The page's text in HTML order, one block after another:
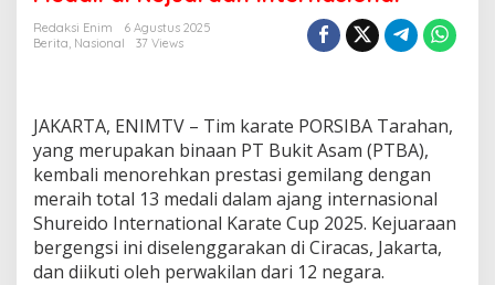
a
i
n
a
a
n
B
u
k
Redaksi Enim
6 Agustus 2025
Berita, Nasional 37 Views
JAKARTA, ENIMTV – Tim karate PORSIBA Tarahan,
yang merupakan binaan PT Bukit Asam (PTBA),
kembali menorehkan prestasi gemilang dengan
meraih total 13 medali dalam ajang internasional
Shureido International Karate Cup 2025. Kejuaraan
bergengsi ini diselenggarakan di Ciracas, Jakarta,
dan diikuti oleh perwakilan dari 12 negara.